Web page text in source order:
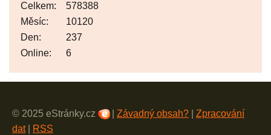
Online: 6
Celkem:
578388
Měsíc:
10120
Den:
237
© 2025 eStránky.cz Závadný obsah?
Zpracování
dat| RSS